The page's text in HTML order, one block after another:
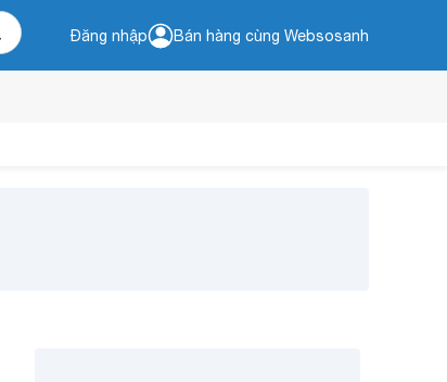
Đăng nhập Bán hàng cùng Websosanh